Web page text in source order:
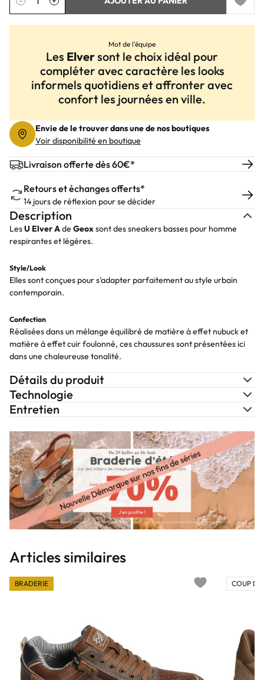
Add to
Envie de le trouver dans une de nos boutiques
Voir disponibilité en boutique
Livraison offerte dès 60€*
Retours et échanges offerts*
14 jours de réflexion pour se décider
Mot de l'équipe
Les Elversont le choix idéal pour
compléter avec caractère les looks
informels quotidiens et affronter avec
confort les journées en ville.
Description
LesU Elver Ade Geoxsont des sneakers basses pour homme
respirantes et légères.
Style/Look
Elles sont conçues pour s'adapter parfaitement au style urbain
contemporain.
Confection
Réalisées dans un mélange équilibré de matière à effet nubuck et
matière à effet cuir foulonné, ces chaussures sont présentées ici
dans une chaleureuse tonalité.
Détails du produit
Technologie
Entretien
Articles similaires
BRADERIE COUP